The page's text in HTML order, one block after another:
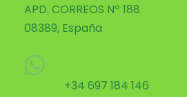
APD. CORREOS Nº 188
08389, España
+34 697 184 146